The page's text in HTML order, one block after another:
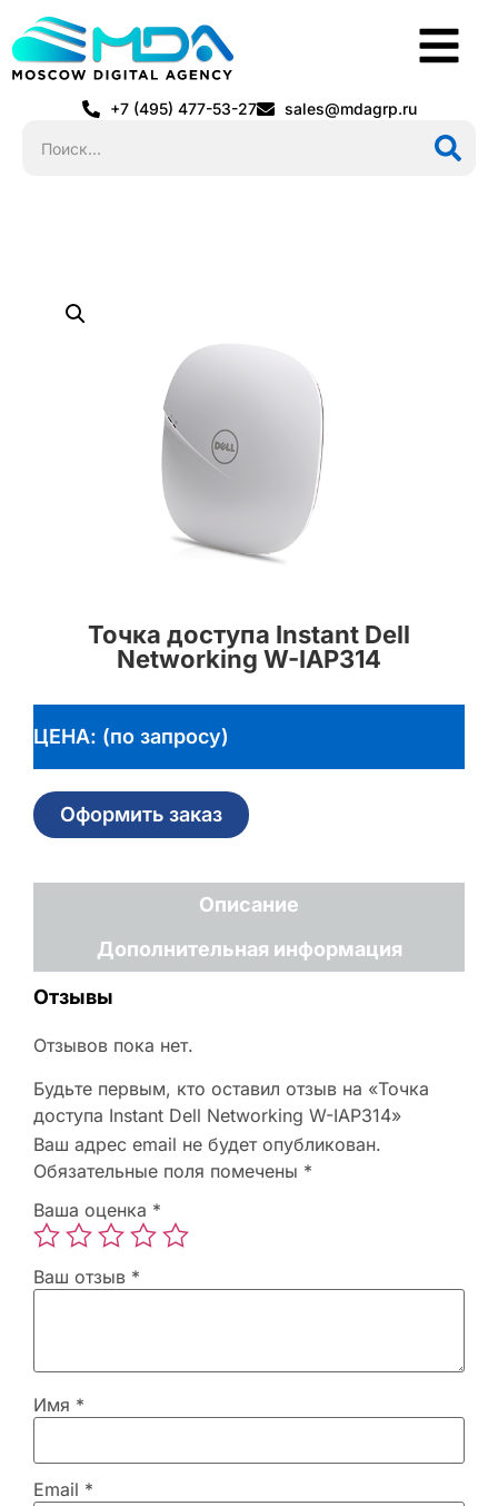
+7 (495) 477-53-27 sales@mdagrp.ru
Точка доступа Instant Dell
Networking W-IAP314
ЦЕНА: (по запросу)
Оформить заказ
Описание
Дополнительная информация
Отзывы
Отзывов пока нет.
Будьте первым, кто оставил отзыв на «Точка
доступа Instant Dell Networking W-IAP314»
Ваш адрес email не будет опубликован.
Обязательные поля помечены *
Ваша оценка *
Ваш отзыв *
Имя *
Email *